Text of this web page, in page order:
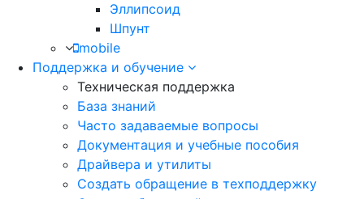
Эллипсоид
Шпунт
mobile
Поддержка и обучение
Техническая поддержка
База знаний
Часто задаваемые вопросы
Документация и учебные пособия
Драйвера и утилиты
Создать обращение в техподдержку